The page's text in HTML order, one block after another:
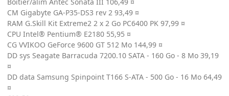
CM Gigabyte GA-P35-DS3 rev 2 93,49 ¤
RAM G.Skill Kit Extreme2 2 x 2 Go PC6400 PK 97,99 ¤
CPU Intel® Pentium® E2180 55,95 ¤
CG VVIKOO GeForce 9600 GT 512 Mo 144,99 ¤
DD sys Seagate Barracuda 7200.10 SATA - 160 Go - 8 Mo 39,19
¤
DD data Samsung Spinpoint T166 S-ATA - 500 Go - 16 Mo 64,49
¤